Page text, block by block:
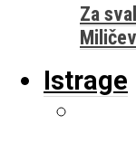
Za
Istrage